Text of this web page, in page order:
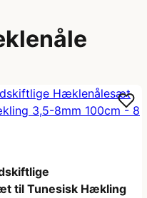
til Tunesisk Hækling